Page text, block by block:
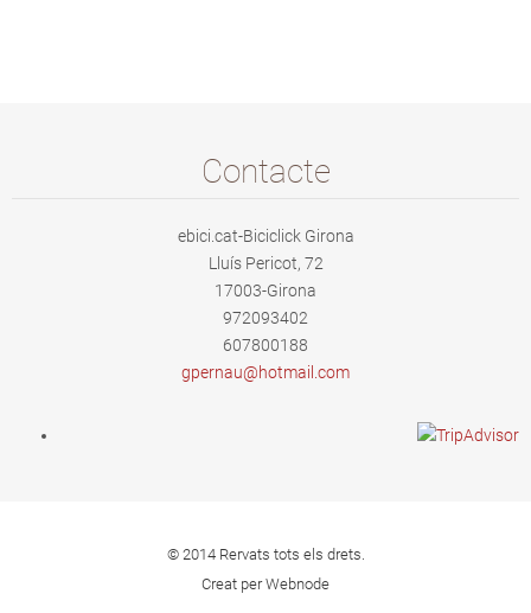
Contacte
ebici.cat-Biciclick Girona
Lluís Pericot, 72
17003-Girona
972093402
607800188
gpernau@hotmail. com
© 2014 Rervats tots els drets.
Creat per Webnode